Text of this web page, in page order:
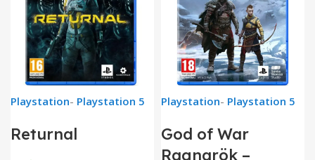
Playstation- Playstation 5
Returnal
Playstation- Playstation 5
God of War
Ragnarök –